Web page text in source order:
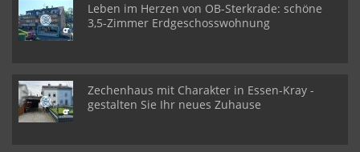
Leben im Herzen von OB-Sterkrade: schöne
3,5-Zimmer Erdgeschosswohnung
Zechenhaus mit Charakter in Essen-Kray -
gestalten Sie Ihr neues Zuhause